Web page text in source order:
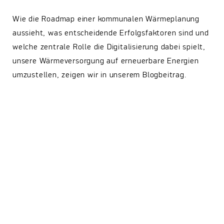
Wie die Roadmap einer kommunalen Wärmeplanung
aussieht, was entscheidende Erfolgsfaktoren sind und
welche zentrale Rolle die Digitalisierung dabei spielt,
unsere Wärmeversorgung auf erneuerbare Energien
umzustellen, zeigen wir in unserem Blogbeitrag.